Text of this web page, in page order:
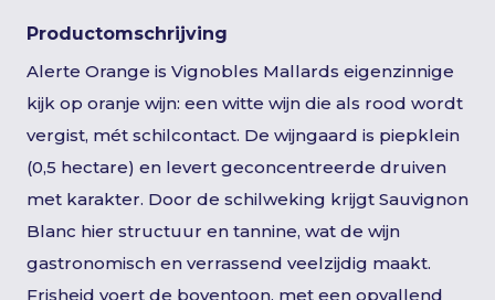
Productomschrijving
Alerte Orange is Vignobles Mallards eigenzinnige
kijk op oranje wijn: een witte wijn die als rood wordt
vergist, mét schilcontact. De wijngaard is piepklein
(0,5 hectare) en levert geconcentreerde druiven
met karakter. Door de schilweking krijgt Sauvignon
Blanc hier structuur en tannine, wat de wijn
gastronomisch en verrassend veelzijdig maakt.
Frisheid voert de boventoon, met een opvallend